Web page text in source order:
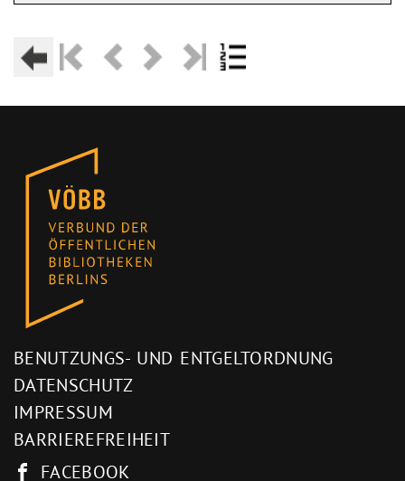
BENUTZUNGS- UND ENTGELTORDNUNG
DATENSCHUTZ
IMPRESSUM
BARRIEREFREIHEIT
FACEBOOK